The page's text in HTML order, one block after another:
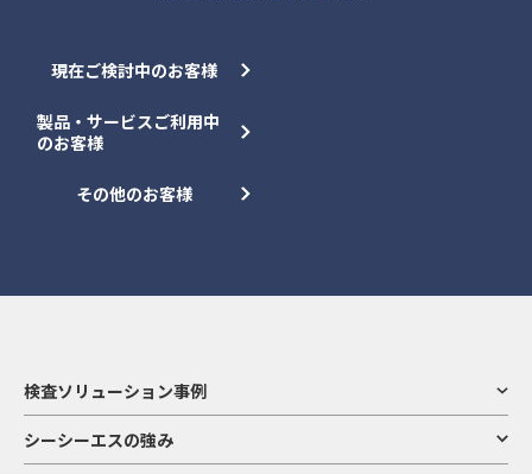
現在ご検討中のお客様
製品・サービスご利用中
のお客様
その他のお客様
検査ソリューション事例
シーシーエスの強み